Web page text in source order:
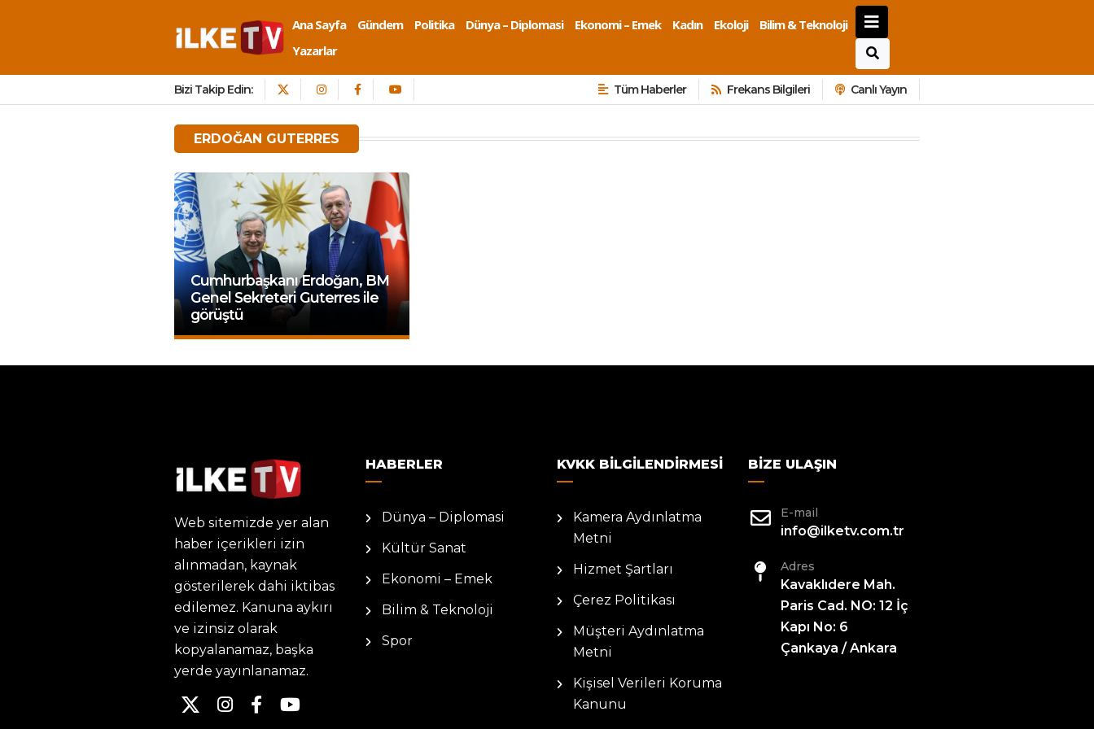
Ana Sayfa Gündem Politika Dünya – Diplomasi Ekonomi – Emek Kadın Ekoloji
Bilim & Teknoloji
Yazarlar
Bizi Takip Edin: Tüm Haberler Frekans Bilgileri Canlı Yayın
ERDOĞAN GUTERRES
Cumhurbaşkanı Erdoğan, BM
Genel Sekreteri Guterres ile
görüştü
Web sitemizde yer alan
haber içerikleri izin
alınmadan, kaynak
gösterilerek dahi iktibas
edilemez. Kanuna aykırı
ve izinsiz olarak
kopyalanamaz, başka
yerde yayınlanamaz.
HABERLER
Dünya – Diplomasi
Kültür Sanat
Ekonomi – Emek
Bilim & Teknoloji
Spor
KVKK BILGILENDIRMESI
Kamera Aydınlatma
Metni
Hizmet Şartları
Çerez Politikası
Müşteri Aydınlatma
Metni
Kişisel Verileri Koruma
Kanunu
BIZE ULAŞIN
E-mail
info@ilketv.com.tr
Adres
Kavaklıdere Mah.
Paris Cad. NO: 12 İç
Kapı No: 6
Çankaya / Ankara